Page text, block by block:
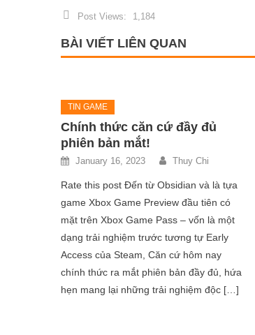
Post Views: 1,184
BÀI VIẾT LIÊN QUAN
TIN GAME
Chính thức căn cứ đầy đủ
phiên bản mắt!
January 16, 2023 Thuy Chi
Rate this post Đến từ Obsidian và là tựa
game Xbox Game Preview đầu tiên có
mặt trên Xbox Game Pass – vốn là một
dạng trải nghiệm trước tương tự Early
Access của Steam, Căn cứ hôm nay
chính thức ra mắt phiên bản đầy đủ, hứa
hẹn mang lại những trải nghiệm độc […]